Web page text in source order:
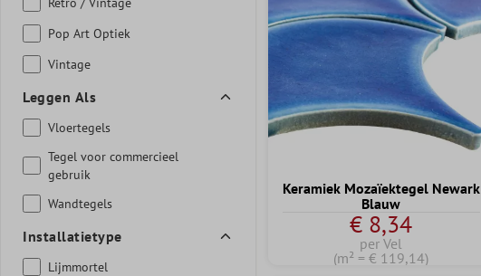
Pop Art Optiek
Vintage
Leggen Als
Vloertegels
Tegel voor commercieel
gebruik
Wandtegels
Installatietype
Lijmmortel
Keramiek Mozaïektegel Newark
Blauw
€ 8,34
per Vel
(m² = € 119,14)